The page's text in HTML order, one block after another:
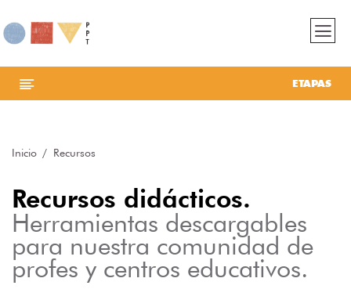
ETAPAS
Inicio Recursos
Recursos didácticos.
Herramientas descargables
para nuestra comunidad de
profes y centros educativos.